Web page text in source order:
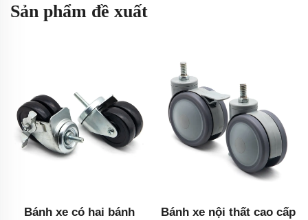
Sản phẩm đề xuất
Bánh xe có hai bánh Bánh xe nội thất cao cấp